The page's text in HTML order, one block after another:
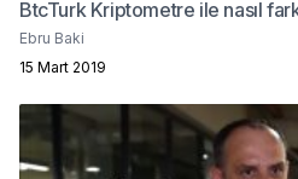
BtcTurk Kriptometre ile nasıl
Ebru Baki
15 Mart 2019